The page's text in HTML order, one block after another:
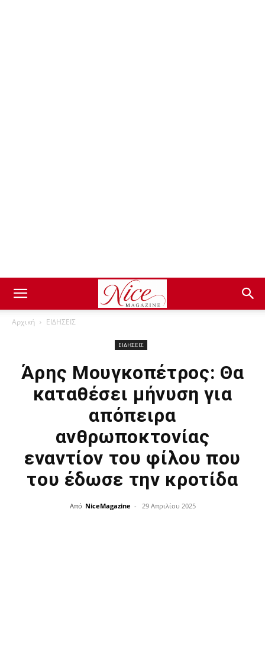
Αρχική ΕΙΔΗΣΕΙΣ
ΕΙΔΗΣΕΙΣ
Άρης Μουγκοπέτρος: Θα
καταθέσει μήνυση για
απόπειρα
ανθρωποκτονίας
εναντίον του φίλου που
του έδωσε την κροτίδα
Από NiceMagazine - 29 Απριλίου 2025